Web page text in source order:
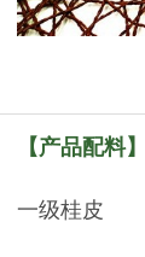
【产品配料】
一级桂皮